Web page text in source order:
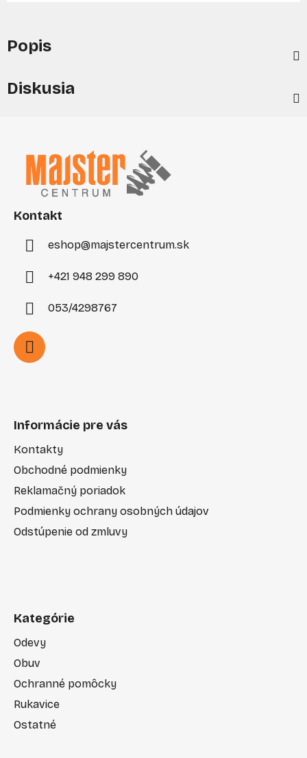
Popis
Diskusia
Kontakt
eshop@majstercentrum.sk
+421 948 299 890
053/4298767
Informácie pre vás
Kontakty
Obchodné podmienky
Reklamačný poriadok
Podmienky ochrany osobných údajov
Odstúpenie od zmluvy
Kategórie
Odevy
Obuv
Ochranné pomôcky
Rukavice
Ostatné